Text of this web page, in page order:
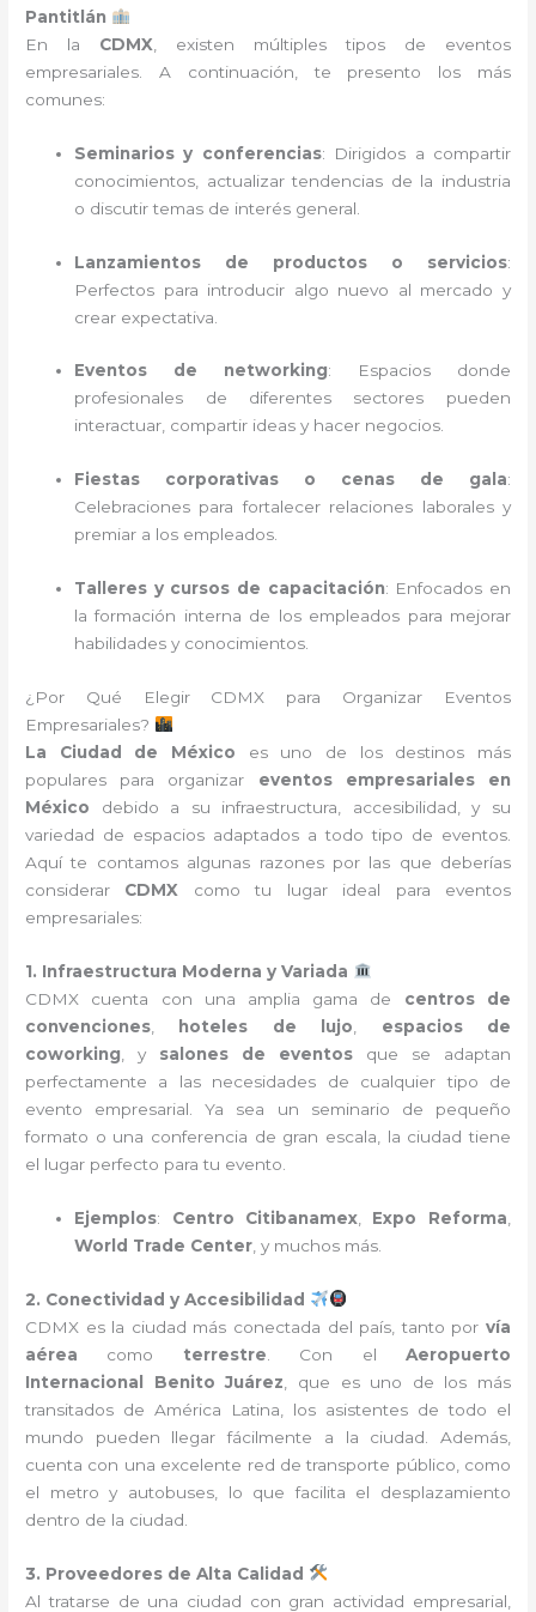
Pantitlán
En la CDMX , existen múltiples tipos de eventos
empresariales. A continuación, te presento los más
comunes:
Seminarios y conferencias: Dirigidos a compartir
conocimientos, actualizar tendencias de la industria
o discutir temas de interés general.
Lanzamientos de productos o servicios:
Perfectos para introducir algo nuevo al mercado y
crear expectativa.
Eventos de networking: Espacios donde
profesionales de diferentes sectores pueden
interactuar, compartir ideas y hacer negocios.
Fiestas corporativas o cenas de gala:
Celebraciones para fortalecer relaciones laborales y
premiar a los empleados.
Talleres y cursos de capacitación: Enfocados en
la formación interna de los empleados para mejorar
habilidades y conocimientos.
¿Por Qué Elegir CDMX para Organizar Eventos
Empresariales?
La Ciudad de México es uno de los destinos más
populares para organizar eventos empresariales en
México debido a su infraestructura, accesibilidad, y su
variedad de espacios adaptados a todo tipo de eventos.
Aquí te contamos algunas razones por las que deberías
considerar CDMX como tu lugar ideal para eventos
empresariales:
1. Infraestructura Moderna y Variada
CDMX cuenta con una amplia gama de centros de
convenciones
hoteles de lujo
espacios de
coworking , y salones de eventos que se adaptan
perfectamente a las necesidades de cualquier tipo de
evento empresarial. Ya sea un seminario de pequeño
formato o una conferencia de gran escala, la ciudad tiene
el lugar perfecto para tu evento.
Ejemplos: Centro Citibanamex Expo Reforma
World Trade Center , y muchos más.
2. Conectividad y Accesibilidad
CDMX es la ciudad más conectada del país, tanto por vía
aérea como terrestre . Con el Aeropuerto
Internacional Benito Juárez , que es uno de los más
transitados de América Latina, los asistentes de todo el
mundo pueden llegar fácilmente a la ciudad. Además,
cuenta con una excelente red de transporte público, como
el metro y autobuses, lo que facilita el desplazamiento
dentro de la ciudad.
3. Proveedores de Alta Calidad
Al tratarse de una ciudad con gran actividad empresarial,